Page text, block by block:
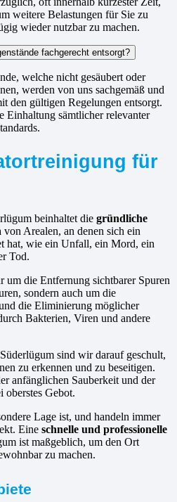
weitere Belastungen für Sie zu
wieder nutzbar zu machen.
fachgerecht entsorgt?
welche nicht gesäubert oder
werden von uns sachgemäß und
den gültigen Regelungen entsorgt.
Einhaltung sämtlicher relevanter
für
beinhaltet die gründliche
von Arealen, an denen sich ein
hat, wie ein Unfall, ein Mord, ein
Tod.
um die Entfernung sichtbarer Spuren
sondern auch um die
die Eliminierung möglicher
Bakterien, Viren und andere
Süderlügum sind wir darauf geschult,
zu erkennen und zu beseitigen.
anfänglichen Sauberkeit und der
oberstes Gebot.
Lage ist, und handeln immer
Eine schnelle und professionelle
ist maßgeblich, um den Ort
zu machen.